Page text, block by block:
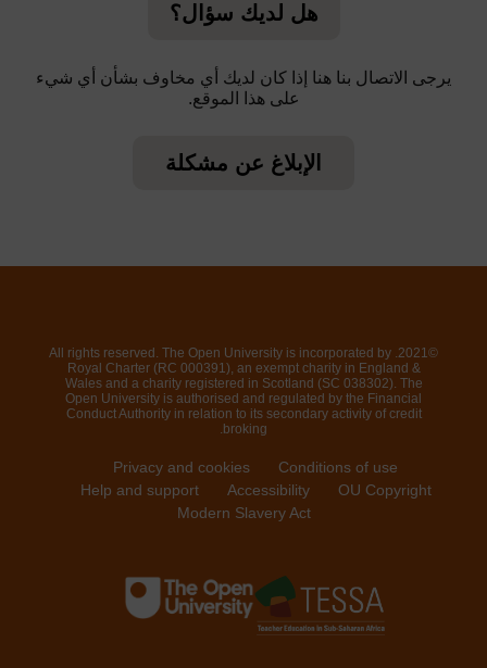
هل لديك سؤال؟
يرجى الاتصال بنا هنا إذا كان لديك أي مخاوف بشأن أي شيء
على هذا الموقع.
الإبلاغ عن مشكلة
©2021. All rights reserved. The Open University is incorporated by
Royal Charter (RC 000391), an exempt charity in England &
Wales and a charity registered in Scotland (SC 038302). The
Open University is authorised and regulated by the Financial
Conduct Authority in relation to its secondary activity of credit
broking.
Conditions of use
Privacy and cookies
OU Copyright
Accessibility
Help and support
Modern Slavery Act